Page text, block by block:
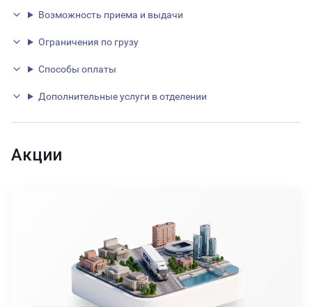
Возможность приема и выдачи
Ограничения по грузу
Способы оплаты
Дополнительные услуги в отделении
Акции